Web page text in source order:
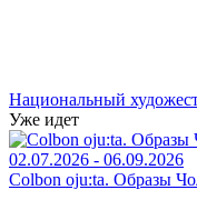
Национальный
Уже идет
02.07.2026 - 06.09.2026
Colbon oju:ta. Образы